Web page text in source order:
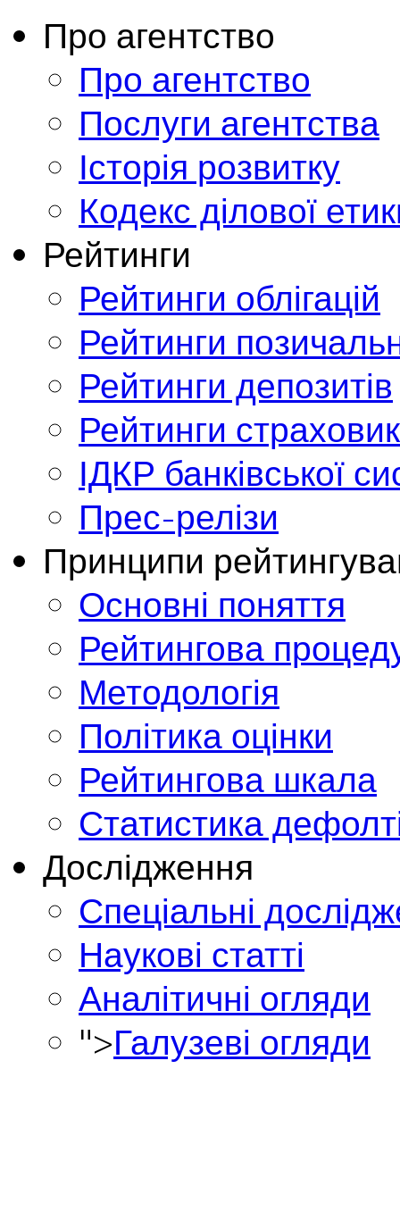
Про агентство
Про агентство
Послуги агентства
Історія розвитку
Кодекс ділової
Рейтинги
Рейтинги облігацій
Рейтинги
Рейтинги депозитів
Рейтинги
ІДКР банківської
Прес-релізи
Принципи
Основні поняття
Рейтингова
Методологія
Політика оцінки
Рейтингова шкала
Статистика
Дослідження
Спеціальні
Наукові статті
Аналітичні огляди
">Галузеві огляди